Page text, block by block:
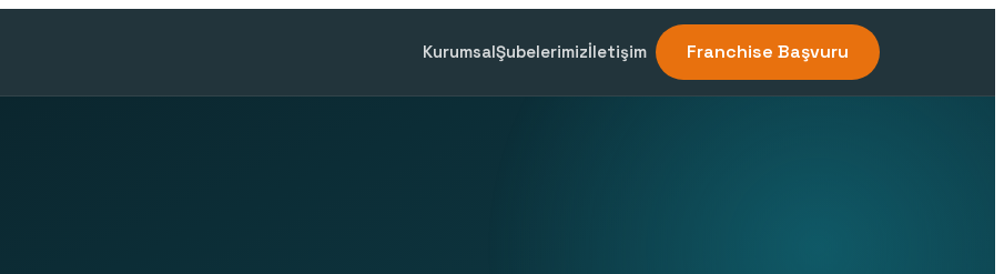
KurumsalŞubelerimizİletişim Franchise Başvuru